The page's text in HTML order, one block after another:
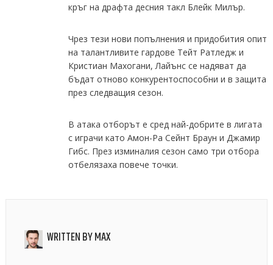
кръг на драфта десния такл Блейк Милър.
Чрез тези нови попълнения и придобития опит
на талантливите гардове Тейт Ратледж и
Кристиан Махогани, Лайънс се надяват да
бъдат отново конкурентоспособни и в защита
през следващия сезон.
В атака отборът е сред най-добрите в лигата
с играчи като Амон-Ра Сейнт Браун и Джамир
Гибс. През изминалия сезон само три отбора
отбелязаха повече точки.
WRITTEN BYMAX